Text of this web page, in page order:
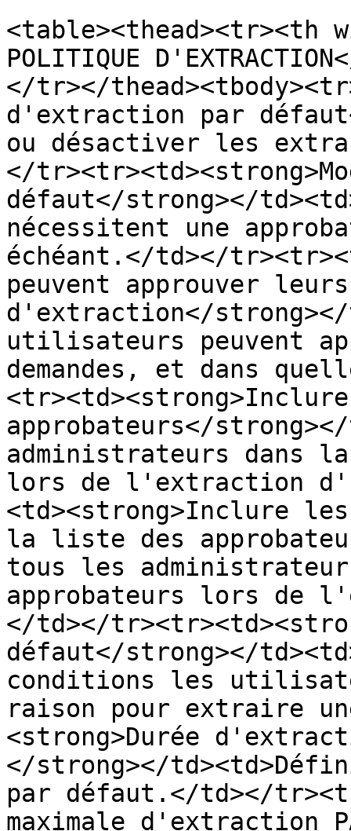
<table><thead><tr><th
POLITIQUE
</tr></
d'extraction par
ou désactiver les
</
défaut</strong></
nécessitent une
échéant.</td></
peuvent approuver leurs
d'extraction</
utilisateurs peuvent
demandes, et dans
approbateurs</
administrateurs dans
lors de l'extraction
<td><strong>Inclure
la liste des
tous les
approbateurs lors de
</td></
défaut</strong></
conditions les
raison pour extraire
<strong>Durée
</strong></
par défaut.</td></
maximale d'extraction